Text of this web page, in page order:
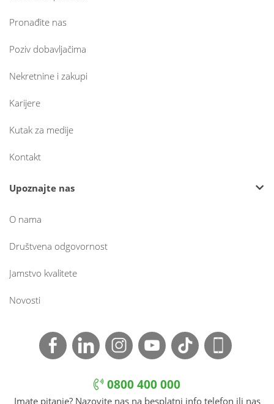
Pronađite nas
Poziv dobavljačima
Nekretnine i zakupi
Karijere
Kutak za medije
Kontakt
Upoznajte nas
O nama
Društvena odgovornost
Jamstvo kvalitete
Novosti
0800 400 000
Imate pitanje? Nazovite nas na besplatni info telefon ili nas